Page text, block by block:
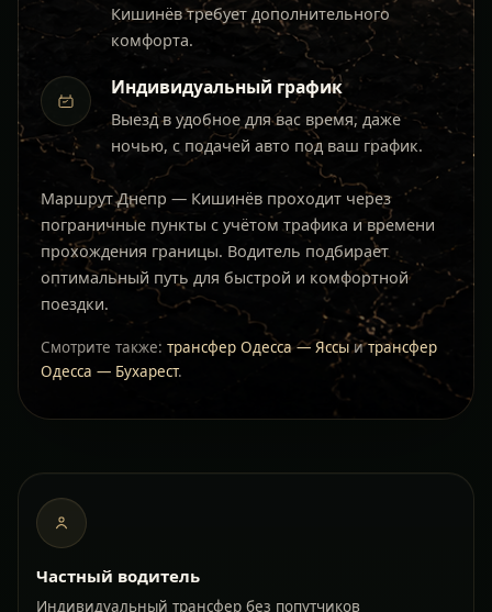
Кишинёв требует дополнительного
комфорта.
Индивидуальный график
Выезд в удобное для вас время, даже
ночью, с подачей авто под ваш график.
Маршрут Днепр — Кишинёв проходит через
пограничные пункты с учётом трафика и времени
прохождения границы. Водитель подбирает
оптимальный путь для быстрой и комфортной
поездки.
Смотрите также: трансфер Одесса — Яссыитрансфер
Одесса — Бухарест.
Частный водитель
Индивидуальный трансфер без попутчиков